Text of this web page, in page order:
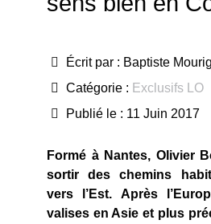
Écrit par : Baptiste
Catégorie : Exclusifs LO
Publié le : 11 Juin 2017
Formé à Nantes, Olivier
sortir des chemins
vers l’Est. Après
valises en Asie et plus